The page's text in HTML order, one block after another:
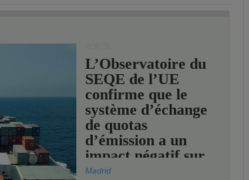
L’Observatoire du
SEQE de l’UE
confirme que le
système d’échange
de quotas
d’émission a un
impact négatif sur
les ports de l’UE.
Madrid